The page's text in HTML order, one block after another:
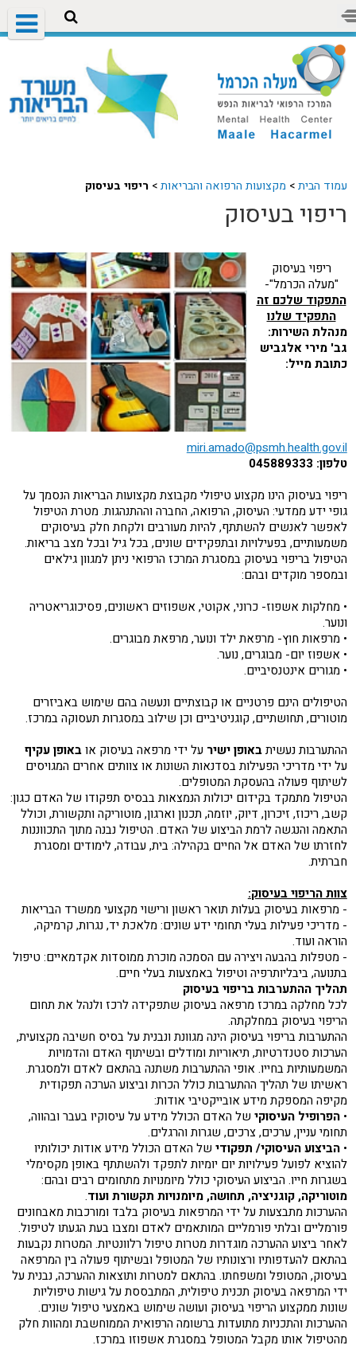
עמוד הבית> מקצועות הרפואה והבריאות>ריפוי בעיסוק
ריפוי בעיסוק
ריפוי בעיסוק
"מעלה הכרמל"-
התפקוד שלכם זה
התפקיד שלנו
מנהלת השירות:
גב' מירי אלגביש
כתובת מייל:
miri.amado@psmh.health.gov.il
טלפון: 045889333
ריפוי בעיסוק הינו מקצוע טיפולי מקבוצת מקצועות הבריאות הנסמך על
גופי ידע ממדעי: העיסוק, הרפואה, החברה וההתנהגות. מטרת הטיפול
לאפשר לאנשים להשתתף, להיות מעורבים ולקחת חלק בעיסוקים
משמעותיים, בפעילויות ובתפקידים שונים, בכל גיל ובכל מצב בריאות.
הטיפול בריפוי בעיסוק במסגרת המרכז הרפואי ניתן למגוון גילאים
ובמספר מוקדים ובהם:
• מחלקות אשפוז- כרוני, אקוטי, אשפוזים ראשונים, פסיכוגריאטריה
ונוער.
• מרפאות חוץ- מרפאת ילד ונוער, מרפאת מבוגרים.
• אשפוז יום- מבוגרים, נוער.
• מגורים אינטנסיביים.
הטיפולים הינם פרטניים או קבוצתיים ונעשה בהם שימוש באביזרים
מוטורים, תחושתיים, קוגניטיביים וכן שילוב במסגרות תעסוקה במרכז.
ההתערבות נעשיתבאופן ישיר על ידי מרפאה בעיסוק אובאופן עקיף
על ידי מדריכי הפעילות בסדנאות השונות או צוותים אחרים המגויסים
לשיתוף פעולה בהעסקת המטופלים.
הטיפול מתמקד בקידום יכולות הנמצאות בבסיס תפקודו של האדם כגון:
קשב, ריכוז, זיכרון, דיוק, יוזמה, תכנון וארגון, מוטוריקה ותקשורת, וכולל
התאמה והנגשה לרמת הביצוע של האדם. הטיפול נבנה מתוך התכווננות
לחזרתו של האדם אל החיים בקהילה: בית, עבודה, לימודים ומסגרת
חברתית.
צוות הריפוי בעיסוק:
- מרפאות בעיסוק בעלות תואר ראשון ורישוי מקצועי ממשרד הבריאות
- מדריכי פעילות בעלי תחומי ידע שונים: מלאכת יד, נגרות, קרמיקה,
הוראה ועוד.
- מטפלות בהבעה ויצירה עם הסמכה מוכרת ממוסדות אקדמאיים: טיפול
בתנועה, ביבליותרפיה וטיפול באמצעות בעלי חיים.
תהליך ההתערבות בריפוי בעיסוק
לכל מחלקה במרכז מרפאה בעיסוק שתפקידה לרכז ולנהל את תחום
הריפוי בעיסוק במחלקתה.
ההתערבות בריפוי בעיסוק הינה מגוונת ונבנית על בסיס חשיבה מקצועית,
הערכות סטנדרטיות, תיאוריות ומודלים ובשיתוף האדם והדמויות
המשמעותיות בחייו. אופי ההתערבות משתנה בהתאם לאדם ולמסגרת.
ראשיתו של תהליך ההתערבות כולל הכרות וביצוע הערכה תפקודית
מקיפה המספקת מידע אובייקטיבי אודות:
•הפרופיל העיסוקי של האדם הכולל מידע על עיסוקיו בעבר ובהווה,
תחומי עניין, ערכים, צרכים, שגרות והרגלים.
•הביצוע העיסוקי/ תפקודי של האדם הכולל מידע אודות יכולותיו
להוציא לפועל פעילויות יום יומיות לתפקד ולהשתתף באופן מקסימלי
בשגרות חייו. הביצוע העיסוקי כולל מיומנויות מתחומים רבים ובהם:
מוטוריקה, קוגניציה, תחושה, מיומנויות תקשורת ועוד.
ההערכות מתבצעות על ידי המרפאות בעיסוק בלבד ומורכבות מאבחונים
פורמליים ובלתי פורמליים המותאמים לאדם ומצבו בעת הגעתו לטיפול.
לאחר ביצוע ההערכה מוגדרות מטרות טיפול רלוונטיות. המטרות נקבעות
בהתאם להעדפותיו ורצונותיו של המטופל ובשיתוף פעולה בין המרפאה
בעיסוק, המטופל ומשפחתו. בהתאם למטרות ותוצאות ההערכה, נבנית על
ידי המרפאה בעיסוק תכנית טיפולית, המתבססת על גישות טיפוליות
שונות ממקצוע הריפוי בעיסוק ועושה שימוש באמצעי טיפול שונים.
ההערכות והתכניות מתועדות ברשומה הרפואית הממוחשבת ומהוות חלק
מהטיפול אותו מקבל המטופל במסגרת אשפוזו במרכז.